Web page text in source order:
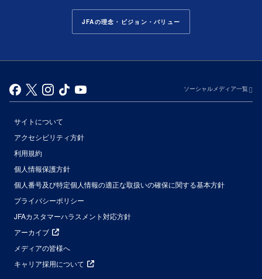
JFAの理念・ビジョン・バリュー
ソーシャルメディア一覧
サイトについて
アクセシビリティ方針
利用規約
個人情報保護方針
個人番号及び特定個人情報の適正な取扱いの確保に関する基本方針
プライバシーポリシー
JFAカスタマーハラスメント対応方針
アーカイブ
メディアの皆様へ
キャリア採用について